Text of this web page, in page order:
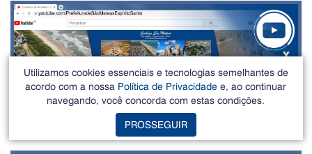
Utilizamos cookies essenciais e tecnologias semelhantes de
acordo com a nossa Política de Privacidade e, ao continuar
navegando, você concorda com estas condições.
PROSSEGUIR